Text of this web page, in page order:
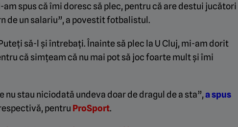
am spus că îmi doresc să plec, pentru că are destui jucători
de un salariu”, a povestit fotbalistul.
să-l și întrebați. Înainte să plec la U Cluj, mi-am dorit
că simțeam că nu mai pot să joc foarte mult și îmi
nu stau niciodată undeva doar de dragul de a sta”,a spus
pentru ProSport.